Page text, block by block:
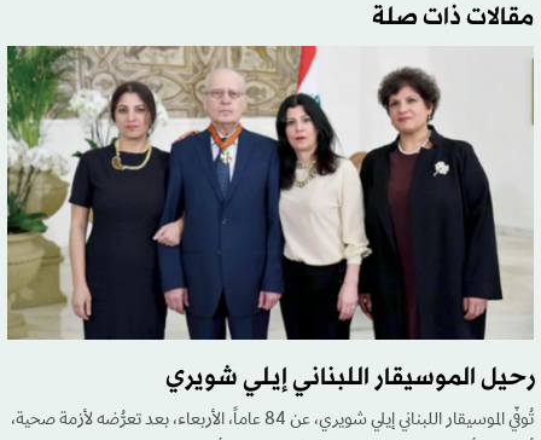
مقالات ذات صلة
رحيل الموسيقار اللبناني إيلي شويري
تُوفّي الموسيقار اللبناني إيلي شويري، عن 84 عاماً، الأربعاء، بعد تعرُّضه لأزمة صحية،